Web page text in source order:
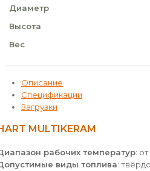
Диаметр
Высота
Вес
Описание
Спецификации
Загрузки
MULTIKERAM
рабочих температур:
виды топлива: